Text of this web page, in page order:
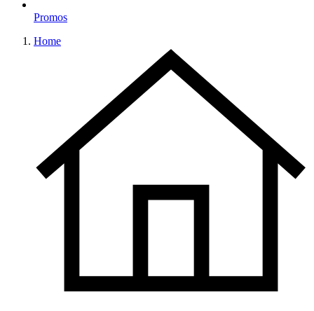
Promos
Home